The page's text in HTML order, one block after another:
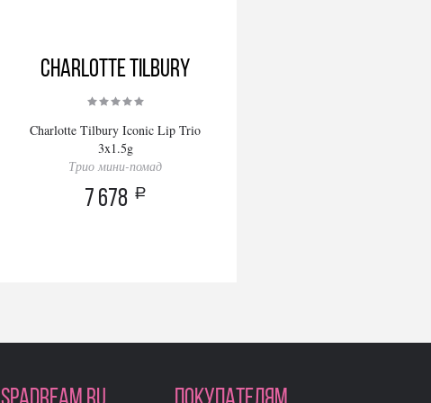
Charlotte Tilbury
Charlotte Tilbury Iconic Lip Trio
3x1.5g
Трио мини-помад
7 678 a